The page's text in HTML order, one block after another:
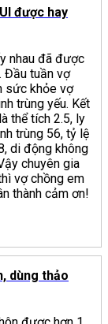
được hay
nhau đã được
Đầu tuần vợ
sức khỏe vợ
trùng yếu. Kết
thể tích 2.5, ly
trùng 56, tỷ lệ
di động không
chuyên gia
vợ chồng em
thành cảm ơn!
dùng thảo